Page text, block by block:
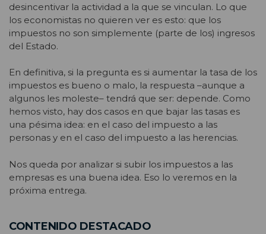
desincentivar la actividad a la que se vinculan. Lo que
los economistas no quieren ver es esto: que los
impuestos no son simplemente (parte de los) ingresos
del Estado.
En definitiva, si la pregunta es si aumentar la tasa de los
impuestos es bueno o malo, la respuesta –aunque a
algunos les moleste– tendrá que ser: depende. Como
hemos visto, hay dos casos en que bajar las tasas es
una pésima idea: en el caso del impuesto a las
personas y en el caso del impuesto a las herencias.
Nos queda por analizar si subir los impuestos a las
empresas es una buena idea. Eso lo veremos en la
próxima entrega.
CONTENIDO DESTACADO